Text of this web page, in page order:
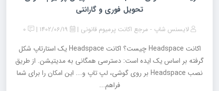
تحویل فوری و گارانتی
لایسنس شاپ - مرجع اکانت پرمیوم قانونی
اکانت Headspace چیست؟ اکانت Headspace یک استارتاپ شکل
گرفته بر اساس یک ایده است: دسترسی همگانی به مدیتیشن. از طریق
نصب Headspace بر روی گوشی، لپ تاپ و…. این امکان را برای شما
فراهم...